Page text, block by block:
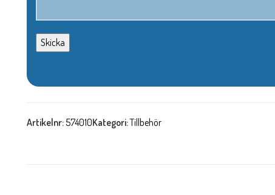
Artikelnr: 574010Kategori:Tillbehör